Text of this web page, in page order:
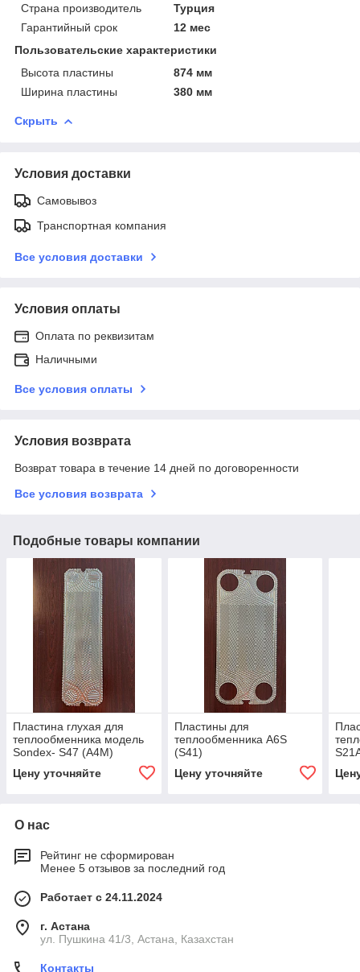
Страна производитель
Турция
Гарантийный срок
12 мес
Пользовательские характеристики
Высота пластины
874 мм
Ширина пластины
380 мм
Скрыть
Условия доставки
Самовывоз
Транспортная компания
Все условия доставки
Условия оплаты
Оплата по реквизитам
Наличными
Все условия оплаты
Условия возврата
Возврат товара в течение 14 дней по договоренности
Все условия возврата
Подобные товары компании
Пластина глухая для
теплообменника модель
Sondex- S47 (А4М)
Цену уточняйте
Пластины для
теплообменника A6S
(S41)
Цену уточняйте
О нас
Рейтинг не сформирован
Менее 5 отзывов за последний год
Работает с 24.11.2024
г. Астана
ул. Пушкина 41/3, Астана, Казахстан
Контакты